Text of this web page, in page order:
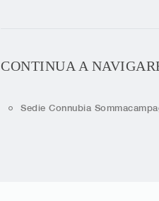
CONTINUA A
Sedie Connubia